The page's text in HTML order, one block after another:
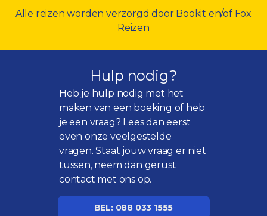
Alle reizen worden verzorgd door Bookit en/of Fox
Reizen
Hulp nodig?
Heb je hulp nodig met het
maken van een boeking of heb
je een vraag? Lees dan eerst
even onzeveelgestelde
vragen. Staat jouw vraag er niet
tussen, neem dan gerust
contact met ons op.
BEL: 088 033 1555